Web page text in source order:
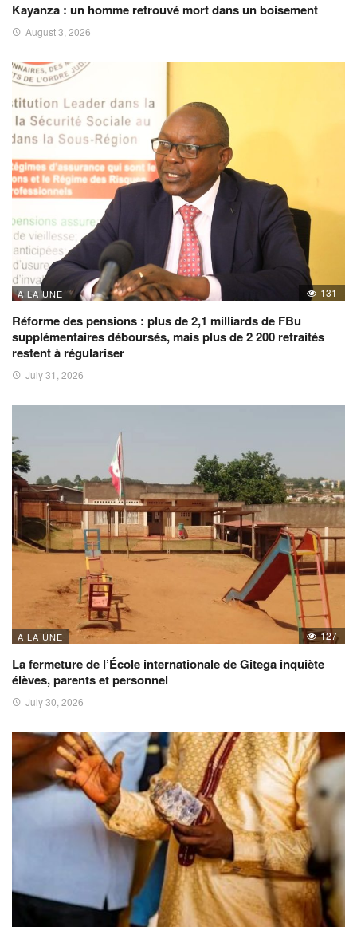
Kayanza : un homme retrouvé mort dans un boisement
August 3, 2026
A LA UNE 131
Réforme des pensions : plus de 2,1 milliards de FBu
supplémentaires déboursés, mais plus de 2 200 retraités
restent à régulariser
July 31, 2026
A LA UNE 127
La fermeture de l’École internationale de Gitega inquiète
élèves, parents et personnel
July 30, 2026